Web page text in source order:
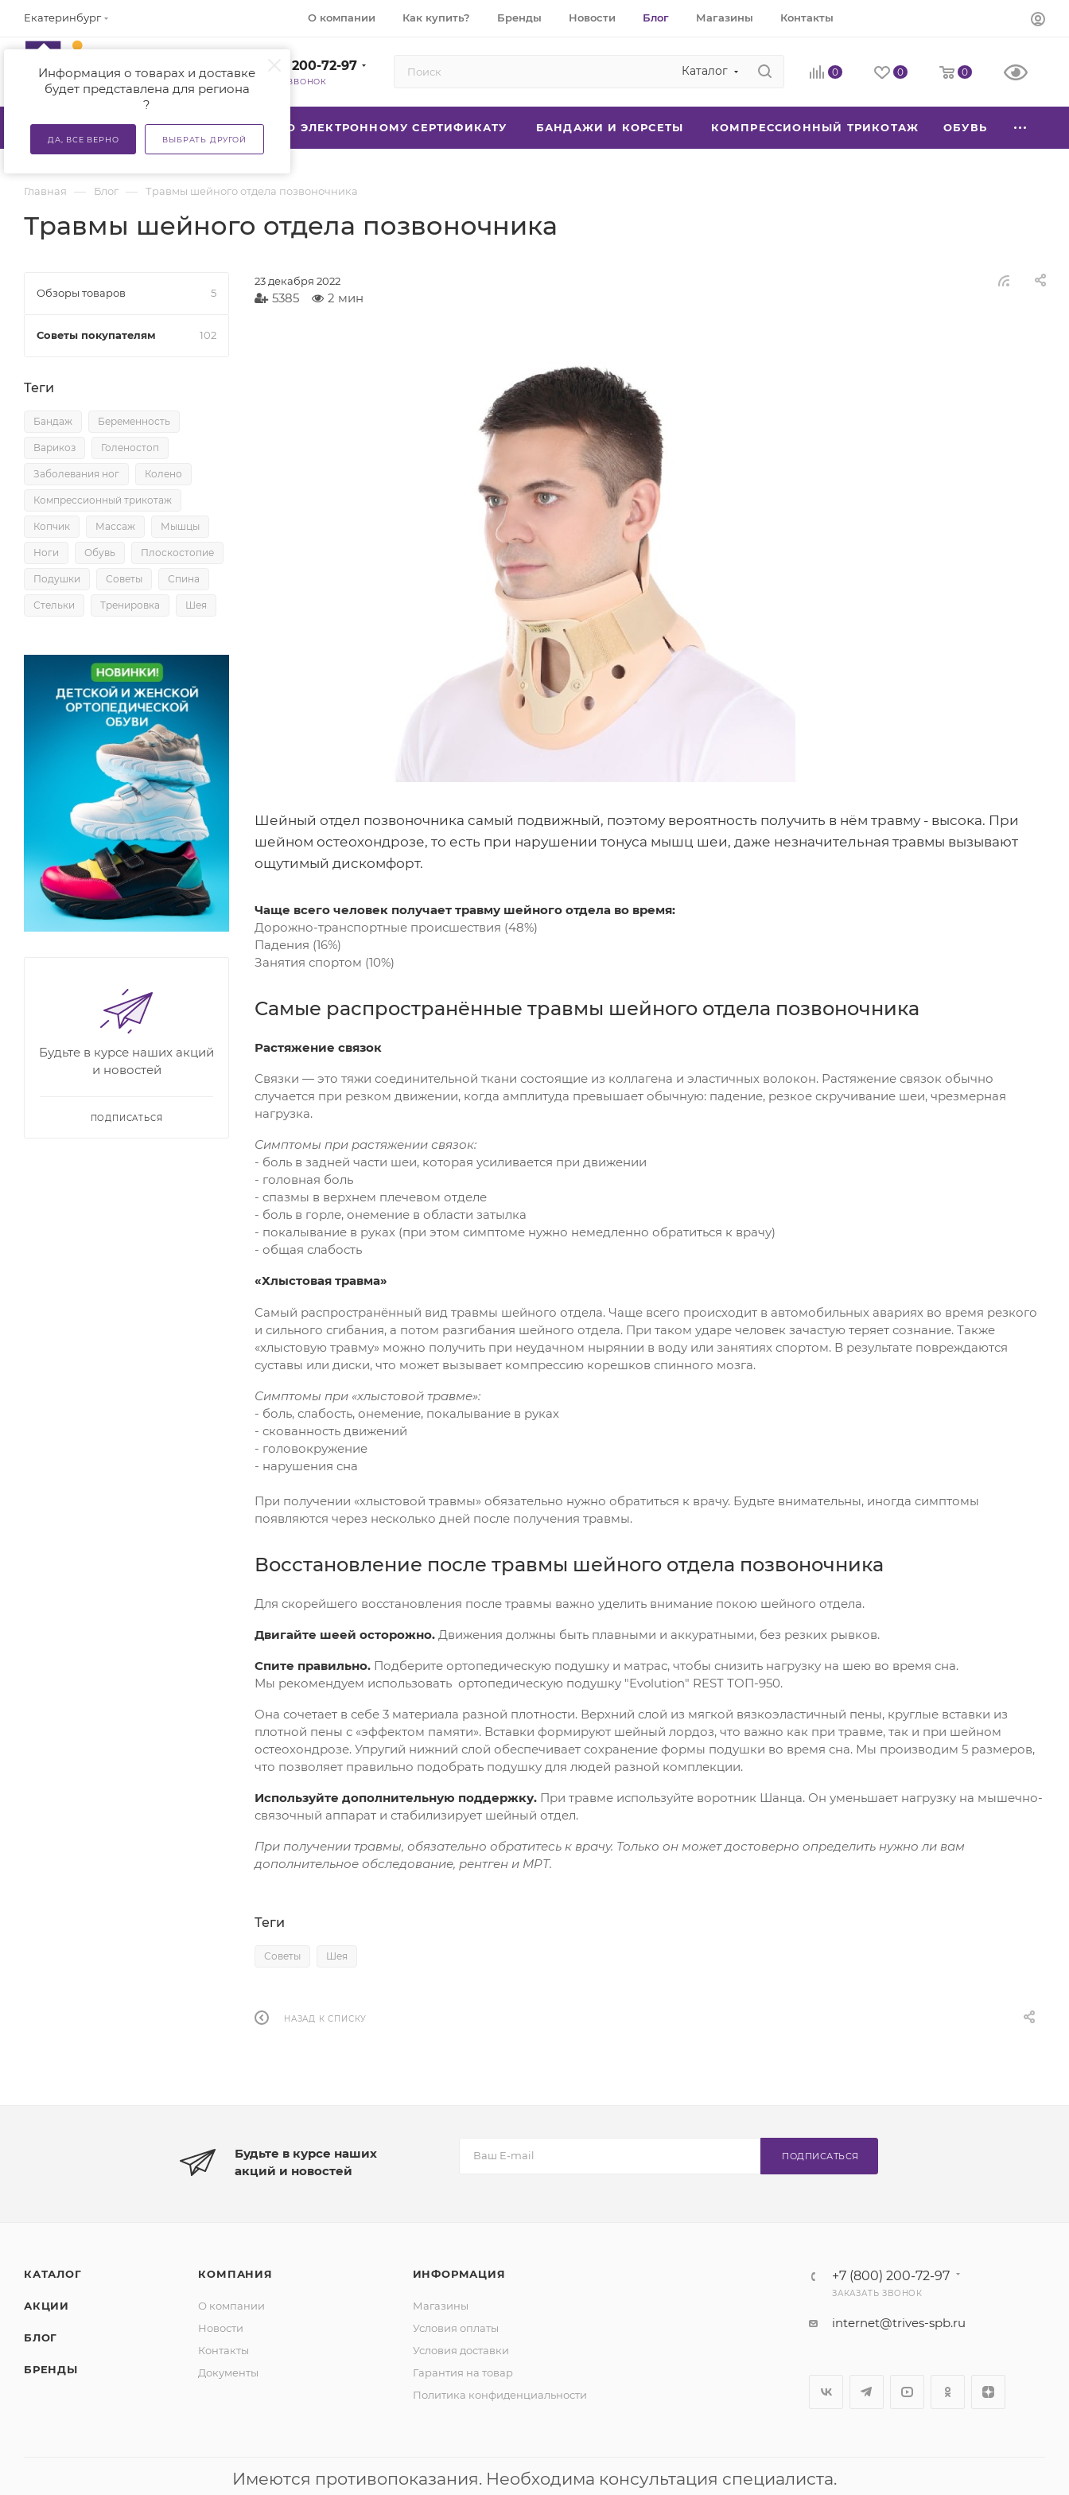
Екатеринбург
Информация о товарах и доставке
будет представлена для региона
?
ДА, ВСЕ ВЕРНО ВЫБРАТЬ ДРУГОЙ
О компании Как купить? Бренды Новости Блог Магазины Контакты
+7 (800) 200-72-97
ЗАКАЗАТЬ ЗВОНОК
Каталог 0 0 0
КАТАЛОГ АКЦИИ ТСР ПО ЭЛЕКТРОННОМУ СЕРТИФИКАТУ БАНДАЖИ И КОРСЕТЫ КОМПРЕССИОННЫЙ ТРИКОТАЖ ОБУВЬ
Главная — Блог — Травмы шейного отдела позвоночника
Травмы шейного отдела позвоночника
23 декабря 2022
5385 2 мин
Шейный отдел позвоночника самый подвижный, поэтому вероятность получить в нём травму - высока. При
шейном остеохондрозе, то есть при нарушении тонуса мышц шеи, даже незначительная травмы вызывают
ощутимый дискомфорт.
Чаще всего человек получает травму шейного отдела во время:
Дорожно-транспортные происшествия (48%)
Падения (16%)
Занятия спортом (10%)
Самые распространённые травмы шейного отдела позвоночника
Растяжение связок
Связки — это тяжи соединительной ткани состоящие из коллагена и эластичных волокон. Растяжение связок обычно
случается при резком движении, когда амплитуда превышает обычную: падение, резкое скручивание шеи, чрезмерная
нагрузка.
Симптомы при растяжении связок:
- боль в задней части шеи, которая усиливается при движении
- головная боль
- спазмы в верхнем плечевом отделе
- боль в горле, онемение в области затылка
- покалывание в руках (при этом симптоме нужно немедленно обратиться к врачу)
- общая слабость
«Хлыстовая травма»
Самый распространённый вид травмы шейного отдела. Чаще всего происходит в автомобильных авариях во время резкого
и сильного сгибания, а потом разгибания шейного отдела. При таком ударе человек зачастую теряет сознание. Также
«хлыстовую травму» можно получить при неудачном нырянии в воду или занятиях спортом. В результате повреждаются
суставы или диски, что может вызывает компрессию корешков спинного мозга.
Симптомы при «хлыстовой травме»:
- боль, слабость, онемение, покалывание в руках
- скованность движений
- головокружение
- нарушения сна
При получении «хлыстовой травмы» обязательно нужно обратиться к врачу. Будьте внимательны, иногда симптомы
появляются через несколько дней после получения травмы.
Восстановление после травмы шейного отдела позвоночника
Для скорейшего восстановления после травмы важно уделить внимание покою шейного отдела.
Двигайте шеей осторожно. Движения должны быть плавными и аккуратными, без резких рывков.
Спите правильно. Подберите ортопедическую подушку и матрас, чтобы снизить нагрузку на шею во время сна.
Мы рекомендуем использовать ортопедическую подушку "Evolution" REST ТОП-950.
Она сочетает в себе 3 материала разной плотности. Верхний слой из мягкой вязкоэластичный пены, круглые вставки из
плотной пены с «эффектом памяти». Вставки формируют шейный лордоз, что важно как при травме, так и при шейном
остеохондрозе. Упругий нижний слой обеспечивает сохранение формы подушки во время сна. Мы производим 5 размеров,
что позволяет правильно подобрать подушку для людей разной комплекции.
Используйте дополнительную поддержку. При травме используйте воротник Шанца. Он уменьшает нагрузку на мышечно-
связочный аппарат и стабилизирует шейный отдел.
При получении травмы, обязательно обратитесь к врачу. Только он может достоверно определить нужно ли вам
дополнительное обследование, рентген и МРТ.
Теги
Советы Шея
НАЗАД К СПИСКУ
Обзоры товаров 5
Советы покупателям 102
Теги
Бандаж Беременность
Варикоз Голеностоп
Заболевания ног Колено
Компрессионный трикотаж
Копчик Массаж Мышцы
Ноги Обувь Плоскостопие
Подушки Советы Спина
Стельки Тренировка Шея
Будьте в курсе наших акций
и новостей
ПОДПИСАТЬСЯ
Будьте в курсе наших
акций и новостей
ПОДПИСАТЬСЯ
КАТАЛОГ
АКЦИИ
БЛОГ
БРЕНДЫ
КОМПАНИЯ
О компании
Новости
Контакты
Документы
ИНФОРМАЦИЯ
Магазины
Условия оплаты
Условия доставки
Гарантия на товар
Политика конфиденциальности
+7 (800) 200-72-97
ЗАКАЗАТЬ ЗВОНОК
internet@trives-spb.ru
Имеются противопоказания. Необходима консультация специалиста.